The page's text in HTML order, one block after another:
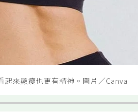
來顯瘦也更有精神。圖片／Canva